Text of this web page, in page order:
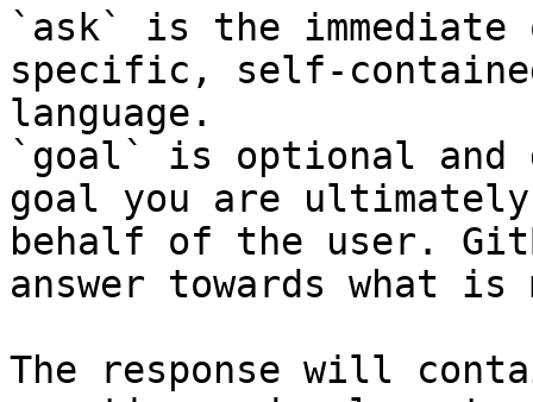
`ask` is the
specific, self-
language.
`goal` is optional and
goal you are
behalf of the user.
answer towards what
The response will